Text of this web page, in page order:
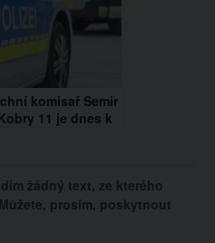
komisař Semir
11 je dnes k
žádný text, ze kterého
prosím, poskytnout